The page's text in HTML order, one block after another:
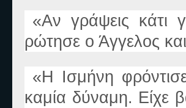
«Αν γράψεις κάτι
ρώτησε ο Άγγελος
«Η Ισμήνη
καμία δύναμη. Είχε